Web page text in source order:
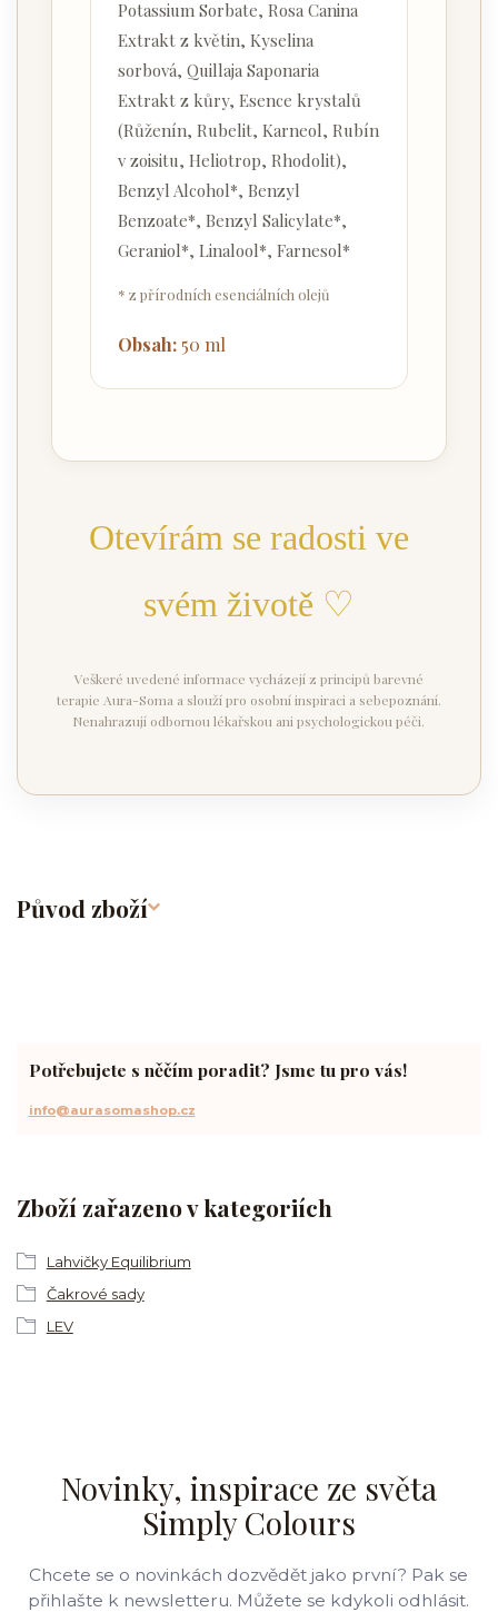
Potassium Sorbate, Rosa Canina
Extrakt z květin, Kyselina
sorbová, Quillaja Saponaria
Extrakt z kůry, Esence krystalů
(Růženín, Rubelit, Karneol, Rubín
v zoisitu, Heliotrop, Rhodolit),
Benzyl Alcohol*, Benzyl
Benzoate*, Benzyl Salicylate*,
Geraniol*, Linalool*, Farnesol*
* z přírodních esenciálních olejů
Obsah: 50 ml
Otevírám se radosti ve
svém životě ♡
Veškeré uvedené informace vycházejí z principů barevné
terapie Aura-Soma a slouží pro osobní inspiraci a sebepoznání.
Nenahrazují odbornou lékařskou ani psychologickou péči.
Původ zboží
Zboží zařazeno v kategoriích
Lahvičky Equilibrium
Čakrové sady
LEV
Potřebujete s něčím poradit? Jsme tu pro vás!
info@aurasomashop.cz
Novinky, inspirace ze světa
Simply Colours
Chcete se o novinkách dozvědět jako první? Pak se
přihlašte k newsletteru. Můžete se kdykoli odhlásit.